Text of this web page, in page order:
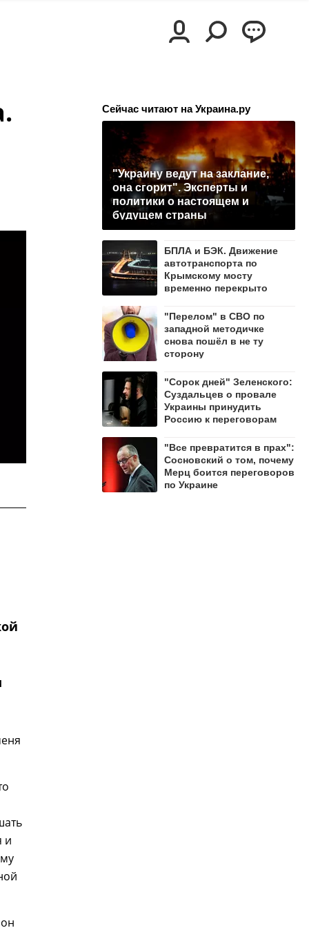
и
Сейчас читают на Украина.ру
"Украину ведут на заклание,
она сгорит". Эксперты и
политики о настоящем и
будущем страны
БПЛА и БЭК. Движение
автотранспорта по
Крымскому мосту
временно перекрыто
"Перелом" в СВО по
западной методичке
снова пошёл в не ту
сторону
"Сорок дней" Зеленского:
Суздальцев о провале
Украины принудить
Россию к переговорам
"Все превратится в прах":
Сосновский о том, почему
Мерц боится переговоров
по Украине